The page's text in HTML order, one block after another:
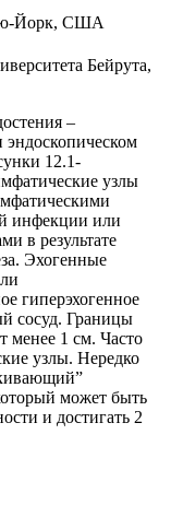
Йорк, США
Бейрута,
–
эндоскопическом
12.1-
узлы
инфекции или
в результате
Эхогенные
гиперэхогенное
сосуд. Границы
менее 1 см. Часто
узлы. Нередко
может быть
и достигать 2